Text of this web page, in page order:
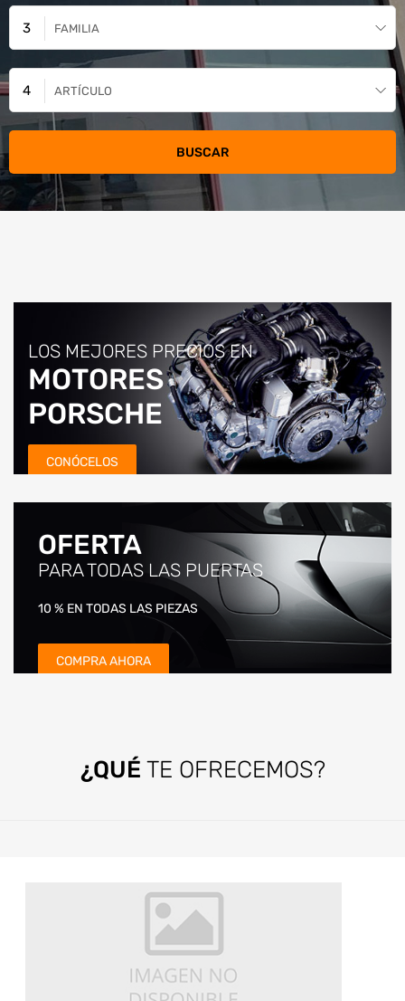
FAMILIA
ARTÍCULO
LOS MEJORES PRECIOS EN
MOTORES
PORSCHE
CONÓCELOS
OFERTA
PARA TODAS LAS PUERTAS
10 % EN TODAS LAS PIEZAS
COMPRA AHORA
¿QUÉ TE OFRECEMOS?